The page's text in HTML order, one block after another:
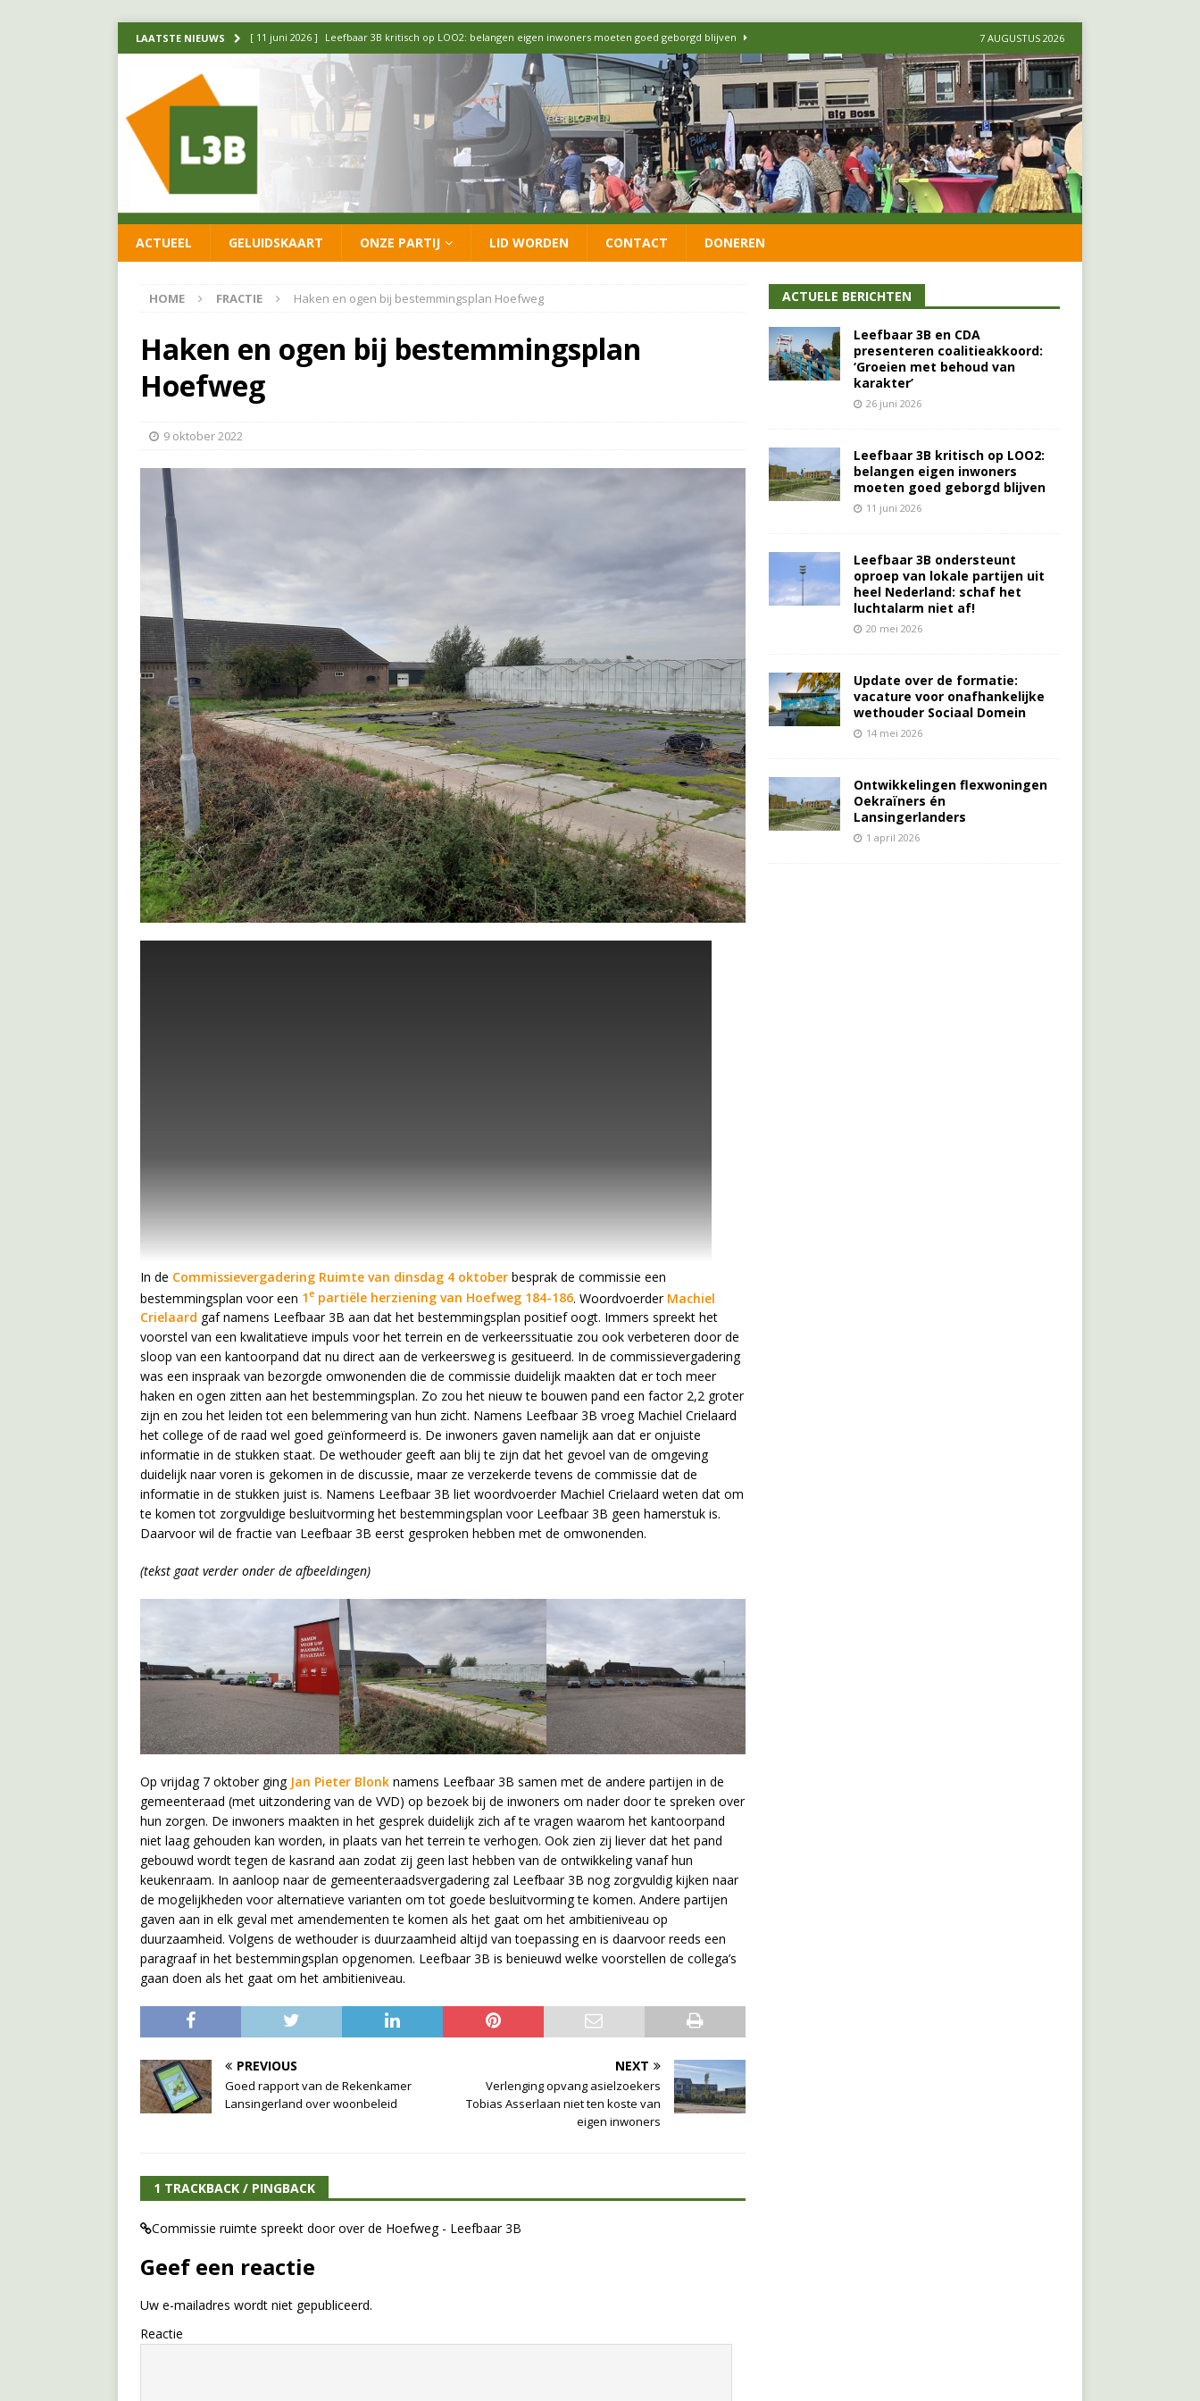
LAATSTE NIEUWS [ 11 juni 2026 ] Leefbaar 3B kritisch op LOO2: belangen eigen inwoners moeten goed geborgd blijven
[ 20 mei 2026 ] Leefbaar 3B ondersteunt oproep van lokale partijen uit heel Nederland: schaf het
luchtalarm niet af! FRACTIE
[ 14 mei 2026 ] Update over de formatie: vacature voor onafhankelijke wethouder Sociaal Domein
[ 26 juni 2026 ] Leefbaar 3B en CDA presenteren coalitieakkoord: ‘Groeien met behoud van karakter’
7 AUGUSTUS 2026
ACTUEEL GELUIDSKAART ONZE PARTIJ LID WORDEN CONTACT DONEREN
HOME FRACTIE Haken en ogen bij bestemmingsplan Hoefweg
Haken en ogen bij bestemmingsplan
Hoefweg
9 oktober 2022
In de Commissievergadering Ruimte van dinsdag 4 oktober besprak de commissie een
bestemmingsplan voor een 1e partiële herziening van Hoefweg 184-186. Woordvoerder Machiel
Crielaard gaf namens Leefbaar 3B aan dat het bestemmingsplan positief oogt. Immers spreekt het
voorstel van een kwalitatieve impuls voor het terrein en de verkeerssituatie zou ook verbeteren door de
sloop van een kantoorpand dat nu direct aan de verkeersweg is gesitueerd. In de commissievergadering
was een inspraak van bezorgde omwonenden die de commissie duidelijk maakten dat er toch meer
haken en ogen zitten aan het bestemmingsplan. Zo zou het nieuw te bouwen pand een factor 2,2 groter
zijn en zou het leiden tot een belemmering van hun zicht. Namens Leefbaar 3B vroeg Machiel Crielaard
het college of de raad wel goed geïnformeerd is. De inwoners gaven namelijk aan dat er onjuiste
informatie in de stukken staat. De wethouder geeft aan blij te zijn dat het gevoel van de omgeving
duidelijk naar voren is gekomen in de discussie, maar ze verzekerde tevens de commissie dat de
informatie in de stukken juist is. Namens Leefbaar 3B liet woordvoerder Machiel Crielaard weten dat om
te komen tot zorgvuldige besluitvorming het bestemmingsplan voor Leefbaar 3B geen hamerstuk is.
Daarvoor wil de fractie van Leefbaar 3B eerst gesproken hebben met de omwonenden.
(tekst gaat verder onder de afbeeldingen)
Op vrijdag 7 oktober ging Jan Pieter Blonk namens Leefbaar 3B samen met de andere partijen in de
gemeenteraad (met uitzondering van de VVD) op bezoek bij de inwoners om nader door te spreken over
hun zorgen. De inwoners maakten in het gesprek duidelijk zich af te vragen waarom het kantoorpand
niet laag gehouden kan worden, in plaats van het terrein te verhogen. Ook zien zij liever dat het pand
gebouwd wordt tegen de kasrand aan zodat zij geen last hebben van de ontwikkeling vanaf hun
keukenraam. In aanloop naar de gemeenteraadsvergadering zal Leefbaar 3B nog zorgvuldig kijken naar
de mogelijkheden voor alternatieve varianten om tot goede besluitvorming te komen. Andere partijen
gaven aan in elk geval met amendementen te komen als het gaat om het ambitieniveau op
duurzaamheid. Volgens de wethouder is duurzaamheid altijd van toepassing en is daarvoor reeds een
paragraaf in het bestemmingsplan opgenomen. Leefbaar 3B is benieuwd welke voorstellen de collega’s
gaan doen als het gaat om het ambitieniveau.
PREVIOUS
Goed rapport van de Rekenkamer
Lansingerland over woonbeleid
NEXT
Verlenging opvang asielzoekers
Tobias Asserlaan niet ten koste van
eigen inwoners
1 TRACKBACK / PINGBACK
Commissie ruimte spreekt door over de Hoefweg - Leefbaar 3B
Geef een reactie
Uw e-mailadres wordt niet gepubliceerd.
Reactie
ACTUELE BERICHTEN
Leefbaar 3B en CDA
presenteren coalitieakkoord:
‘Groeien met behoud van
karakter’
26 juni 2026
Leefbaar 3B kritisch op LOO2:
belangen eigen inwoners
moeten goed geborgd blijven
11 juni 2026
Leefbaar 3B ondersteunt
oproep van lokale partijen uit
heel Nederland: schaf het
luchtalarm niet af!
20 mei 2026
Update over de formatie:
vacature voor onafhankelijke
wethouder Sociaal Domein
14 mei 2026
Ontwikkelingen flexwoningen
Oekraïners én
Lansingerlanders
1 april 2026